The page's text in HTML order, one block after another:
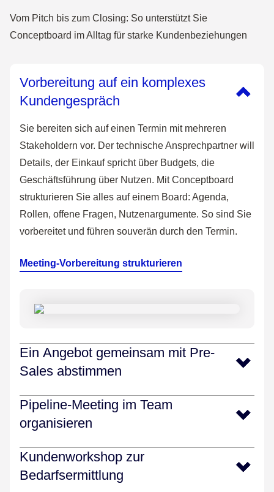
Vom Pitch bis zum Closing: So unterstützt Sie
Conceptboard im Alltag für starke Kundenbeziehungen
Vorbereitung auf ein komplexes
Kundengespräch
Sie bereiten sich auf einen Termin mit mehreren
Stakeholdern vor. Der technische Ansprechpartner will
Details, der Einkauf spricht über Budgets, die
Geschäftsführung über Nutzen. Mit Conceptboard
strukturieren Sie alles auf einem Board: Agenda,
Rollen, offene Fragen, Nutzenargumente. So sind Sie
vorbereitet und führen souverän durch den Termin.
Meeting-Vorbereitung strukturieren
Ein Angebot gemeinsam mit Pre-
Sales abstimmen
Die Anforderungen des Kunden ändern sich
kurzfristig. Sie brauchen technische Einschätzungen
und Feedback zur Machbarkeit.
Statt endloser Mails oder Excel-Anhänge arbeiten Sie
mit Ihrem Team visuell auf dem Board. Alle sehen
Pipeline-Meeting im Team
organisieren
Das wöchentliche Pipeline-Meeting steht an – und es
fehlt der Überblick, wer woran ist, wo Risiken
bestehen oder was duplizierbare Erfolgsfaktoren sind.
Kundenworkshop zur
Bedarfsermittlung